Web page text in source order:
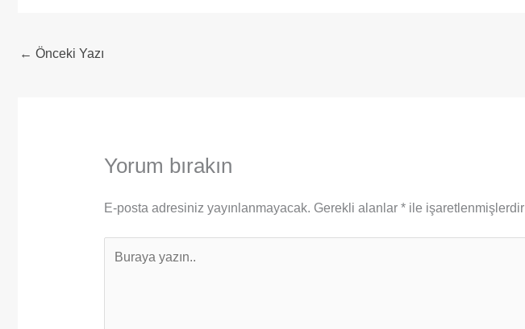
← Önceki Yazı
Yorum bırakın
E-posta adresiniz yayınlanmayacak. Gerekli alanlar *ile işaretlenmişlerdir
yazın..